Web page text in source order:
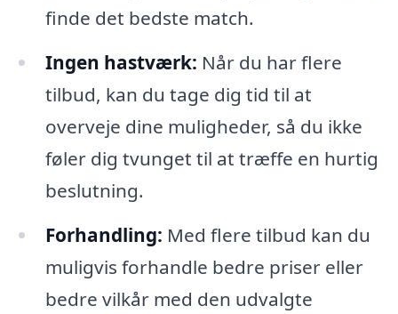
finde det bedste match.
Ingen hastværk: Når du har flere
tilbud, kan du tage dig tid til at
overveje dine muligheder, så du ikke
føler dig tvunget til at træffe en hurtig
beslutning.
Forhandling: Med flere tilbud kan du
muligvis forhandle bedre priser eller
bedre vilkår med den udvalgte